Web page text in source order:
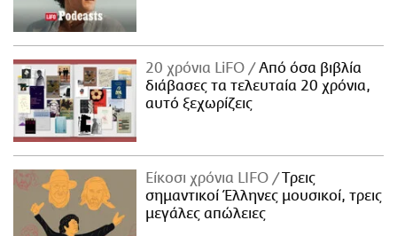
20 χρόνια LiFO
Από όσα βιβλία
διάβασες τα τελευταία 20 χρόνια,
αυτό ξεχωρίζεις
Είκοσι χρόνια LIFO
Tρεις
σημαντικοί Έλληνες μουσικοί, τρεις
μεγάλες απώλειες